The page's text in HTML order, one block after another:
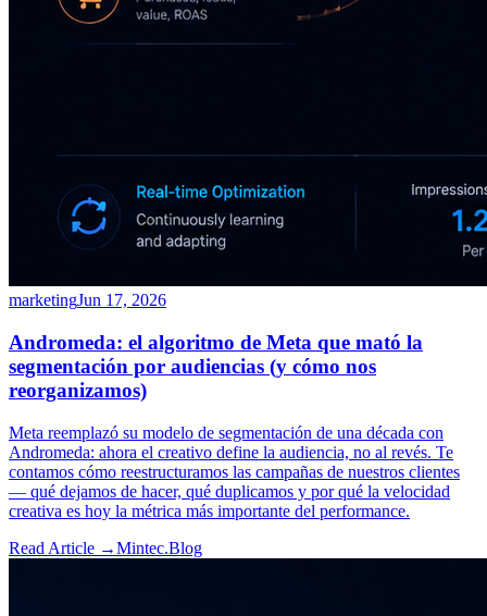
marketingJun 17, 2026
Andromeda: el algoritmo de Meta que mató la
segmentación por audiencias (y cómo nos
reorganizamos)
Meta reemplazó su modelo de segmentación de una década con
Andromeda: ahora el creativo define la audiencia, no al revés. Te
contamos cómo reestructuramos las campañas de nuestros clientes
— qué dejamos de hacer, qué duplicamos y por qué la velocidad
creativa es hoy la métrica más importante del performance.
Read Article →Mintec.Blog